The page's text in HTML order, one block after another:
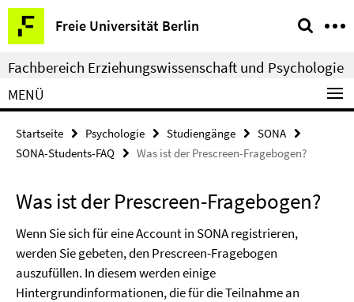
Springe
direkt
zu
Inhalt
Freie Universität Berlin
Service-
Navigation
Fachbereich Erziehungswissenschaft und Psychologie
MENÜ
Startseite Psychologie Studiengänge
SONA
SONA-Students-FAQ
Was ist der Prescreen-Fragebogen?
Was ist der Prescreen-Fragebogen?
Wenn Sie sich für eine Account in SONA registrieren,
werden Sie gebeten, den Prescreen-Fragebogen
auszufüllen. In diesem werden einige
Hintergrundinformationen, die für die Teilnahme an